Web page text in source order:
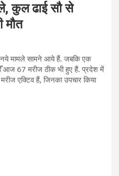
कुल ढाई सौ से
मौत
मामले सामने आये हैं. जबकि एक
आज 67 मरीज ठीक भी हुए हैं. प्रदेश में
एक्टिव हैं, जिनका उपचार किया